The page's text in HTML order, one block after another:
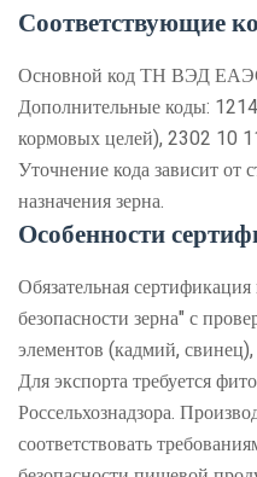
Соответствующие
Основной код ТН ВЭД
Дополнительные коды:
кормовых целей), 2302 10
Уточнение кода зависит от
назначения зерна.
Особенности
Обязательная
безопасности зерна" с
элементов (кадмий,
Для экспорта требуется
Россельхознадзора.
соответствовать